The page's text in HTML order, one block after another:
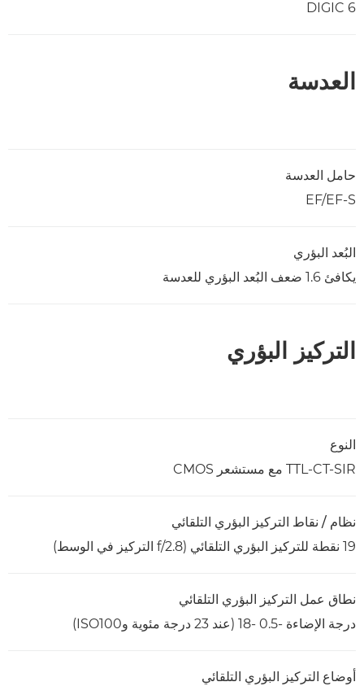
DIGIC 6
العدسة
حامل العدسة
EF/EF-S
البُعد البؤري
يكافئ 1.6 ضعف البُعد البؤري للعدسة
التركيز البؤري
النوع
TTL-CT-SIR مع مستشعر CMOS
نظام / نقاط التركيز البؤري التلقائي
19 نقطة للتركيز البؤري التلقائي (f/2.8 التركيز في الوسط)
نطاق عمل التركيز البؤري التلقائي
درجة الإضاءة -0.5 -18 (عند 23 درجة مئوية وISO100)
أوضاع التركيز البؤري التلقائي